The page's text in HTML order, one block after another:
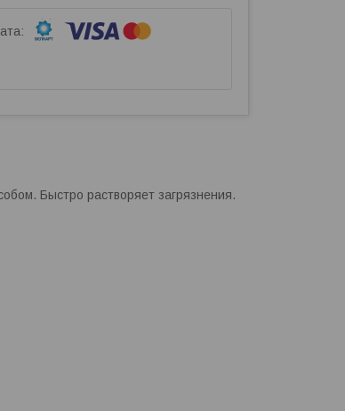
Быстро растворяет загрязнения.